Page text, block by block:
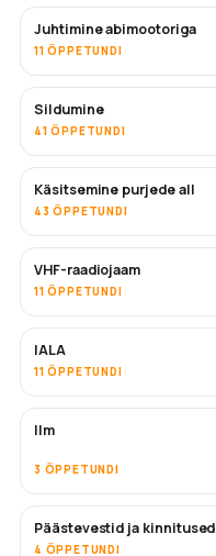
Juhtimine abimootoriga
11 ÕPPETUNDI
Sildumine
41 ÕPPETUNDI
Käsitsemine purjede all
43 ÕPPETUNDI
VHF-raadiojaam
11 ÕPPETUNDI
IALA
11 ÕPPETUNDI
Ilm
3 ÕPPETUNDI
Päästevestid ja kinnitused
4 ÕPPETUNDI